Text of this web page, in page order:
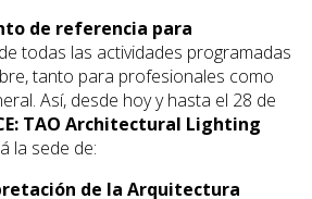
de referencia para
de todas las actividades programadas
tanto para profesionales como
Así, desde hoy y hasta el 28 de
TAO Architectural Lighting
la sede de:
de la Arquitectura